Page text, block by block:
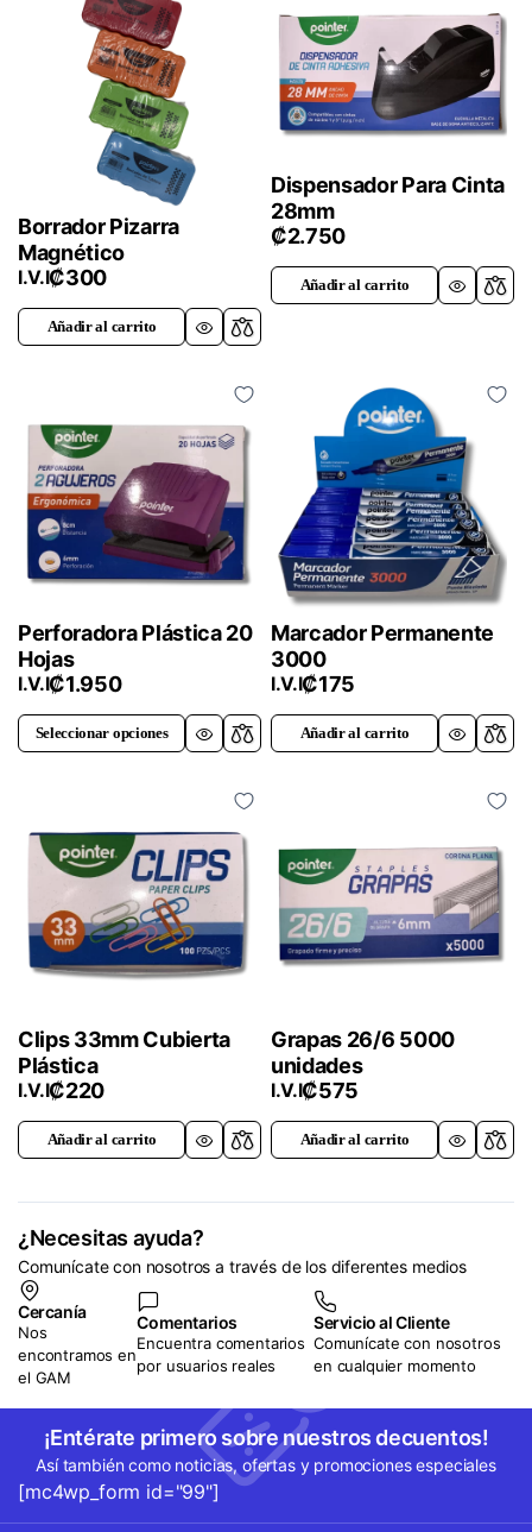
Borrador Pizarra
Magnético
₡300
I.V.I
Añadir al carrito
Dispensador Para Cinta
28mm
₡2.750
Añadir al carrito
Perforadora Plástica 20
Hojas
₡1.950
I.V.I
Seleccionar opciones
This
multiple
variants.
options
may
be
on
the
product
page
Marcador Permanente
3000
₡175
I.V.I
Añadir al carrito
Clips 33mm Cubierta
Plástica
₡220
I.V.I
Añadir al carrito
Grapas 26/6 5000
unidades
₡575
I.V.I
Añadir al carrito
¿Necesitas ayuda?
Comunícate con nosotros a través de los diferentes medios
Cercanía
Nos
encontramos en
el GAM
Comentarios
Encuentra comentarios
por usuarios reales
Servicio al Cliente
Comunícate con nosotros
en cualquier momento
¡Entérate primero sobre nuestros decuentos!
Así también como noticias, ofertas y promociones especiales
[mc4wp_form id="99"]